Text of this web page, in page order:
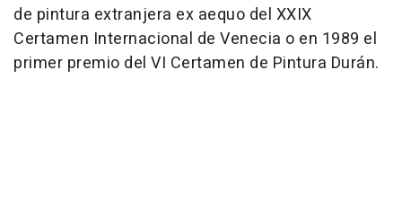
de pintura extranjera ex aequo del XXIX
Certamen Internacional de Venecia o en 1989 el
primer premio del VI Certamen de Pintura Durán.